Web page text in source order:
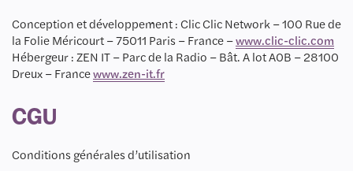
Conception et développement : Clic Clic Network – 100 Rue de
la Folie Méricourt – 75011 Paris – France –www.clic-clic.com
Hébergeur : ZEN IT – Parc de la Radio – Bât. A lot A0B – 28100
Dreux – Francewww.zen-it.fr
CGU
Conditions générales d’utilisation